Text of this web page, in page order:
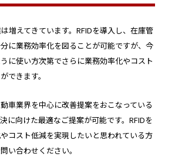
増えてきています。RFIDを導入し、在庫管
に業務効率化を図ることが可能ですが、今
に使い方次第でさらに業務効率化やコスト
できます。
車業界を中心に改善提案をおこなっている
に向けた最適なご提案が可能です。RFIDを
コスト低減を実現したいと思われている方
い合わせください。